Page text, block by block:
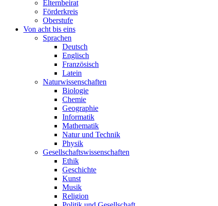
Elternbeirat
Förderkreis
Oberstufe
Von acht bis eins
Sprachen
Deutsch
Englisch
Französisch
Latein
Naturwissenschaften
Biologie
Chemie
Geographie
Informatik
Mathematik
Natur und Technik
Physik
Gesellschaftswissenschaften
Ethik
Geschichte
Kunst
Musik
Religion